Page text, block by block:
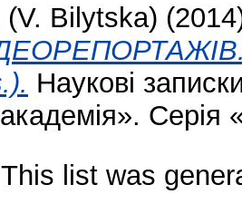
(V. Bilytska)
Наукові
Серія
This list was